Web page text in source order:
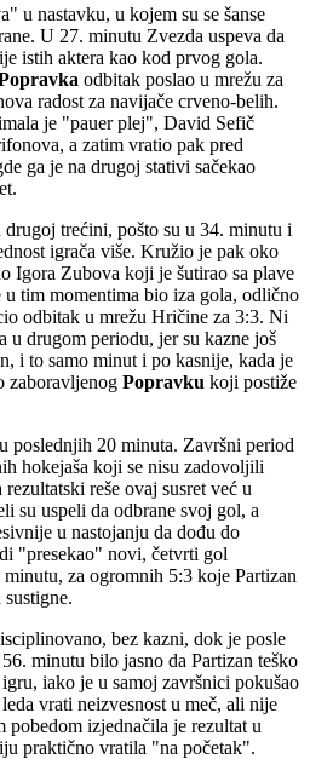
u nastavku, u kojem su se šanse
U 27. minutu Zvezda uspeva da
istih aktera kao kod prvog gola.
odbitak poslao u mrežu za
radost za navijače crveno-belih.
je "pauer plej", David Sefič
a zatim vratio pak pred
ga je na drugoj stativi sačekao
trećini, pošto su u 34. minutu i
igrača više. Kružio je pak oko
Igora Zubova koji je šutirao sa plave
tim momentima bio iza gola, odlično
odbitak u mrežu Hričine za 3:3. Ni
u drugom periodu, jer su kazne još
i to samo minut i po kasnije, kada je
zaboravljenog Popravku koji postiže
poslednjih 20 minuta. Završni period
hokejaša koji se nisu zadovoljili
reše ovaj susret već u
su uspeli da odbrane svoj gol, a
u nastojanju da dođu do
"presekao" novi, četvrti gol
minutu, za ogromnih 5:3 koje Partizan
sustigne.
bez kazni, dok je posle
minutu bilo jasno da Partizan teško
iako je u samoj završnici pokušao
vrati neizvesnost u meč, ali nije
pobedom izjednačila je rezultat u
praktično vratila "na početak".